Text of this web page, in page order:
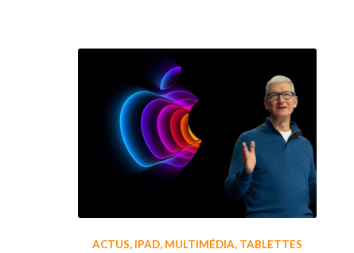
ACTUS, IPAD, MULTIMÉDIA, TABLETTES